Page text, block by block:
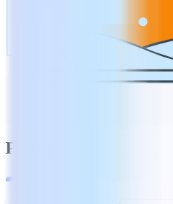
Preise